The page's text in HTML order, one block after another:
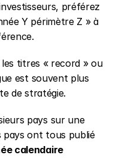
préférez
Y périmètre Z » à
les titres « record » ou
de stratégie.
pays sur une
pays ont tous publié
calendaire